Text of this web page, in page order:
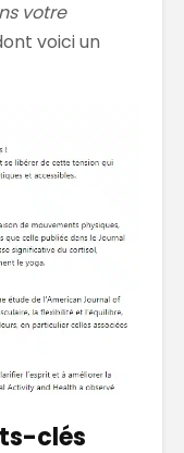
votre
voici un
clés